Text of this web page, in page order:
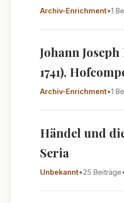
Archiv-Enrichment•1
Johann
1741),
Archiv-Enrichment•1
Händel und
Seria
Unbekannt•25 Beiträge